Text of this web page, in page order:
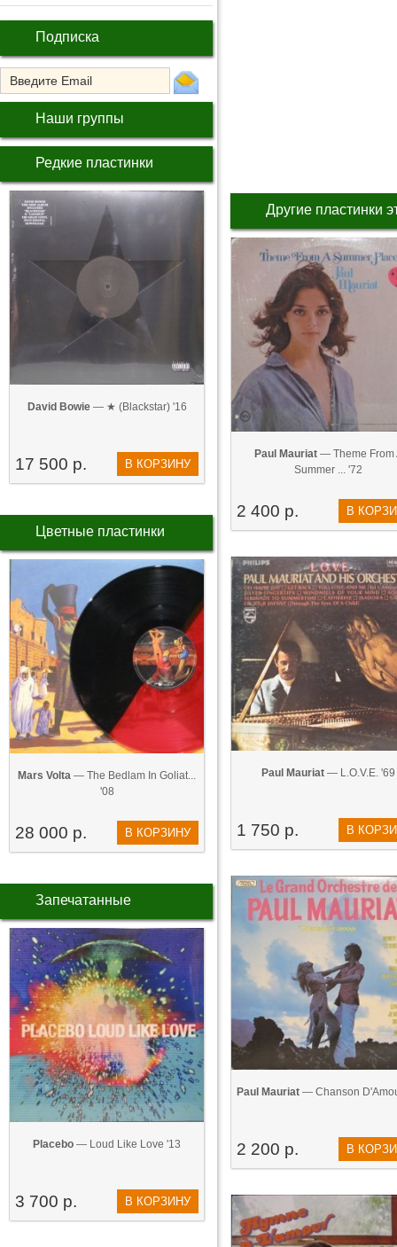
Подписка
Наши группы
Редкие пластинки
David Bowie— ★ (Blackstar) '16
17 500 р. В КОРЗИНУ
Цветные пластинки
Mars Volta — The Bedlam In Goliat...
'08
28 000 р. В КОРЗИНУ
Запечатанные
Placebo — Loud Like Love '13
3 700 р. В КОРЗИНУ
Другие пластинки
Paul Mauriat— Theme From
Summer ... '72
2 400 р. В
Paul Mauriat — L.O.V.E. '69
1 750 р. В
Paul Mauriat— Chanson
2 200 р. В